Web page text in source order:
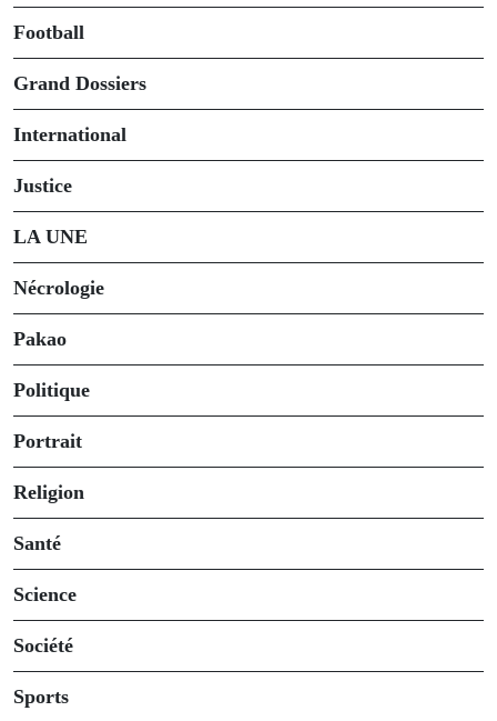
Football
Grand Dossiers
International
Justice
LA UNE
Nécrologie
Pakao
Politique
Portrait
Religion
Santé
Science
Société
Sports